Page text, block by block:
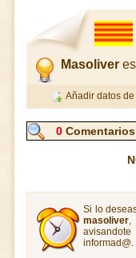
Masoliver
Añadir datos
0
Si lo
masoliver,
informad@.